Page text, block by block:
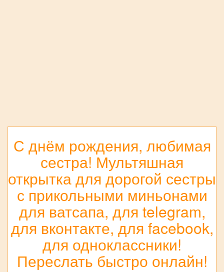
С днём рождения, любимая
сестра! Мультяшная
открытка для дорогой сестры
с прикольными миньонами
для ватсапа, для telegram,
для вконтакте, для facebook,
для одноклассники!
Переслать быстро онлайн!